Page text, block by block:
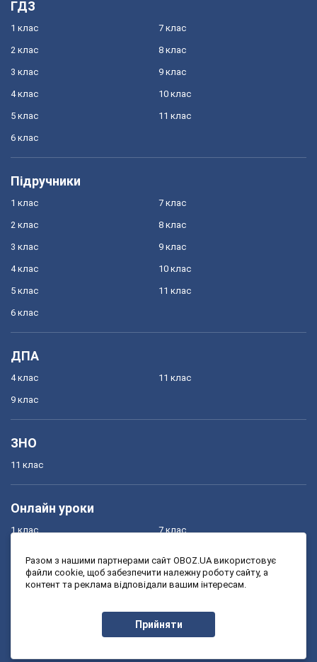
ГДЗ
1 клас
2 клас
3 клас
4 клас
5 клас
6 клас
7 клас
8 клас
9 клас
10 клас
11 клас
Підручники
1 клас
2 клас
3 клас
4 клас
5 клас
6 клас
7 клас
8 клас
9 клас
10 клас
11 клас
ДПА
4 клас
9 клас
11 клас
ЗНО
11 клас
Онлайн уроки
1 клас
3 клас
7 клас
9 клас
Разом з нашими партнерами сайт OBOZ.UA використовує
файли cookie, щоб забезпечити належну роботу сайту, а
контент та реклама відповідали вашим інтересам.
Прийняти